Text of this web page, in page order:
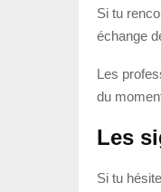
Si tu
échange
Les
du
Les
Si tu